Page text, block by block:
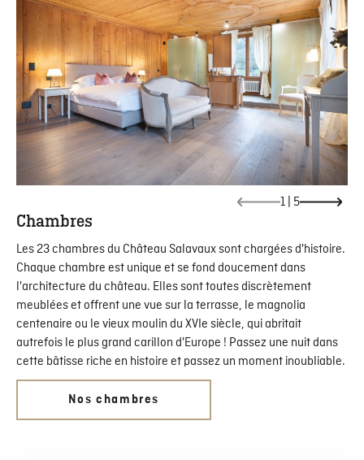
1 5
Chambres
Les 23 chambres du Château Salavaux sont chargées d'histoire.
Chaque chambre est unique et se fond doucement dans
l'architecture du château. Elles sont toutes discrètement
meublées et offrent une vue sur la terrasse, le magnolia
centenaire ou le vieux moulin du XVIe siècle, qui abritait
autrefois le plus grand carillon d'Europe ! Passez une nuit dans
cette bâtisse riche en histoire et passez un moment inoubliable.
Nos chambres